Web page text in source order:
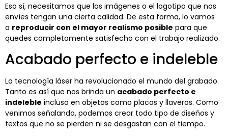
Eso sí, necesitamos que las imágenes o el logotipo que nos
envíes tengan una cierta calidad. De esta forma, lo vamos
a reproducir con el mayor realismo posible para que
quedes completamente satisfecho con el trabajo realizado.
Acabado perfecto e indeleble
La tecnología láser ha revolucionado el mundo del grabado.
Tanto es así que nos brinda un acabado perfecto e
indeleble incluso en objetos como placas y llaveros. Como
venimos señalando, podemos crear todo tipo de diseños y
textos que no se pierden ni se desgastan con el tiempo.